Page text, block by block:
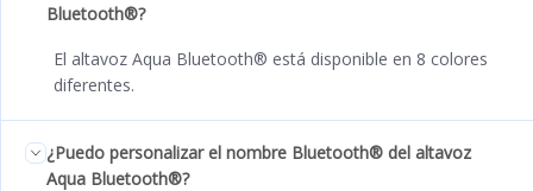
Bluetooth®?
El altavoz Aqua Bluetooth® está disponible en 8 colores
diferentes.
¿Puedo personalizar el nombre Bluetooth® del altavoz
Aqua Bluetooth®?